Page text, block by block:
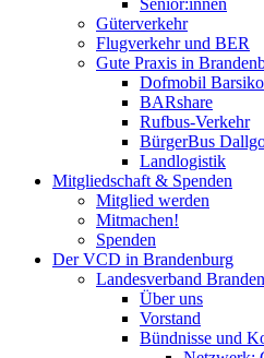
Senior:innen
Güterverkehr
Flugverkehr und BER
Gute Praxis in
Dofmobil
BARshare
Rufbus-Verkehr
BürgerBus
Landlogistik
Mitgliedschaft & Spenden
Mitglied werden
Mitmachen!
Spenden
Der VCD in Brandenburg
Landesverband
Über uns
Vorstand
Bündnisse und